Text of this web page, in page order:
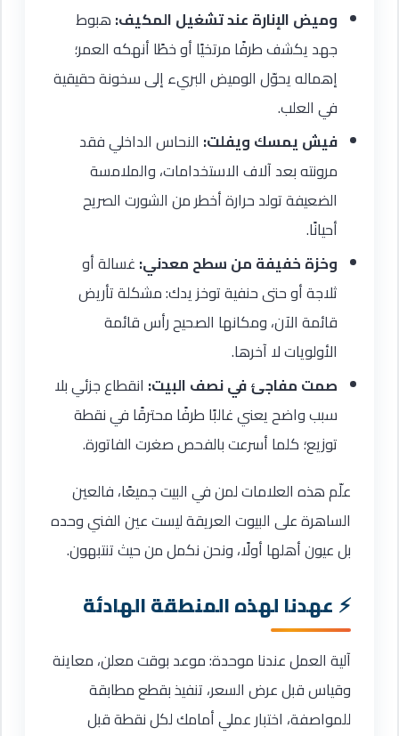
وميض الإنارة عند تشغيل المكيف: هبوط
جهد يكشف طرفًا مرتخيًا أو خطًا أنهكه العمر؛
إهماله يحوّل الوميض البريء إلى سخونة حقيقية
في العلب.
فيش يمسك ويفلت: النحاس الداخلي فقد
مرونته بعد آلاف الاستخدامات، والملامسة
الضعيفة تولد حرارة أخطر من الشورت الصريح
أحيانًا.
وخزة خفيفة من سطح معدني: غسالة أو
ثلاجة أو حتى حنفية توخز يدك: مشكلة تأريض
قائمة الآن، ومكانها الصحيح رأس قائمة
الأولويات لا آخرها.
صمت مفاجئ في نصف البيت: انقطاع جزئي بلا
سبب واضح يعني غالبًا طرفًا محترقًا في نقطة
توزيع؛ كلما أسرعت بالفحص صغرت الفاتورة.
علّم هذه العلامات لمن في البيت جميعًا، فالعين
الساهرة على البيوت العريقة ليست عين الفني وحده
بل عيون أهلها أولًا، ونحن نكمل من حيث تنتبهون.
عهدنا لهذه المنطقة الهادئة
آلية العمل عندنا موحدة: موعد بوقت معلن، معاينة
وقياس قبل عرض السعر، تنفيذ بقطع مطابقة
للمواصفة، اختبار عملي أمامك لكل نقطة قبل